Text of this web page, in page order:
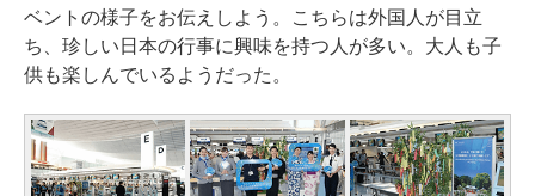
ベントの様子をお伝えしよう。こちらは外国人が目立
ち、珍しい日本の行事に興味を持つ人が多い。大人も子
供も楽しんでいるようだった。